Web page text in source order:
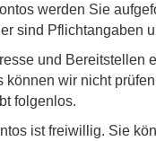
werden Sie
sind Pflichtangaben
und Bereitstellen
können wir nicht
folgenlos.
ist freiwillig. Sie